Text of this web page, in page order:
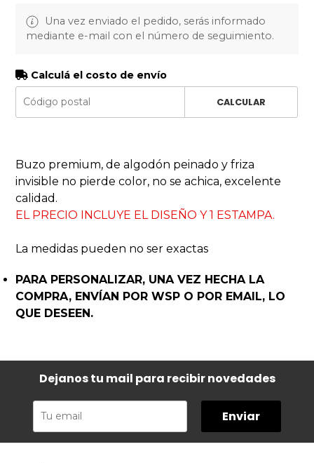
Una vez enviado el pedido, serás informado
mediante e-mail con el número de seguimiento.
Calculá el costo de envío
CALCULAR
Buzo premium, de algodón peinado y friza
invisible no pierde color, no se achica, excelente
calidad.
EL PRECIO INCLUYE EL DISEÑO Y 1 ESTAMPA.
La medidas pueden no ser exactas
PARA PERSONALIZAR, UNA VEZ HECHA LA
COMPRA, ENVÍAN POR WSP O POR EMAIL, LO
QUE DESEEN.
Dejanos tu mail para recibir novedades
Enviar